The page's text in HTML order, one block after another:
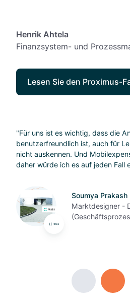
Henrik Ahtela
Finanzsystem- und
Lesen Sie den Proximus-
"Für uns ist es wichtig, dass die
benutzerfreundlich ist, auch für
nicht auskennen. Und
daher würde ich es auf jeden Fall
Soumya Prakash
Marktdesigner -